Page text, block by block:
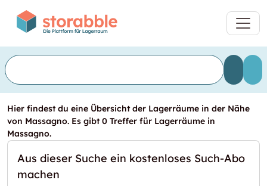
Hier findest du eine Übersicht der Lagerräume in der Nähe
von Massagno. Es gibt 0 Treffer für Lagerräume in
Massagno.
Aus dieser Suche ein kostenloses Such-Abo
machen